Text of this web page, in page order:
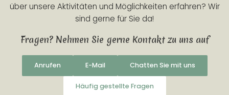
über unsere Aktivitäten und Möglichkeiten erfahren? Wir
sind gerne für Sie da!
Fragen? Nehmen Sie gerne Kontakt zu uns auf
Anrufen E-Mail Chatten Sie mit uns
Häufig gestellte Fragen